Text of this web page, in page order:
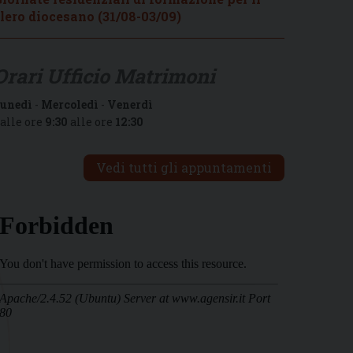
diocesano (31/08-03/09)
- Mercoledì - Venerdì
ore 9:30 alle ore 12:30
Vedi tutti gli appuntamenti